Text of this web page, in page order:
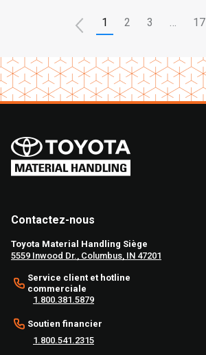
1 2 3 17
Contactez-nous
Toyota Material Handling Siège
5559 Inwood Dr., Columbus, IN 47201
Service client et hotline
commerciale
1.800.381.5879
Soutien financier
1.800.541.2315